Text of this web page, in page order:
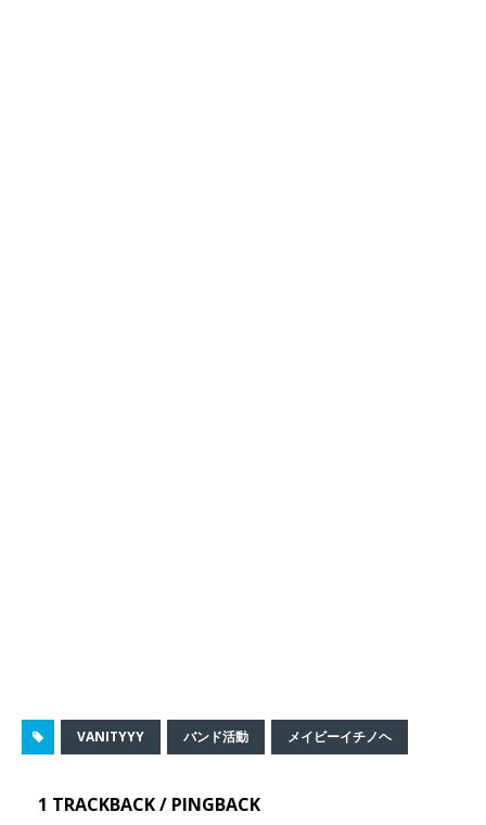
VANITYYY バンド活動 メイビーイチノヘ
1 TRACKBACK / PINGBACK